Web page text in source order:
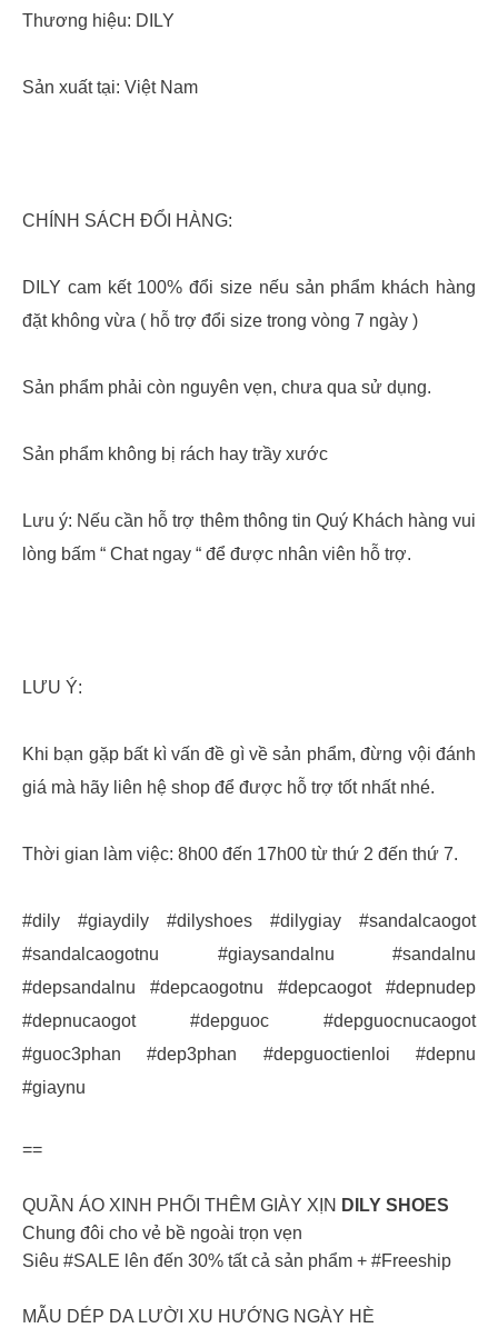
Thương hiệu: DILY
Sản xuất tại: Việt Nam
CHÍNH SÁCH ĐỔI HÀNG:
DILY cam kết 100% đổi size nếu sản phẩm khách hàng
đặt không vừa ( hỗ trợ đổi size trong vòng 7 ngày )
Sản phẩm phải còn nguyên vẹn, chưa qua sử dụng.
Sản phẩm không bị rách hay trầy xước
Lưu ý: Nếu cần hỗ trợ thêm thông tin Quý Khách hàng vui
lòng bấm “ Chat ngay “ để được nhân viên hỗ trợ.
LƯU Ý:
Khi bạn gặp bất kì vấn đề gì về sản phẩm, đừng vội đánh
giá mà hãy liên hệ shop để được hỗ trợ tốt nhất nhé.
Thời gian làm việc: 8h00 đến 17h00 từ thứ 2 đến thứ 7.
#dily #giaydily #dilyshoes #dilygiay #sandalcaogot
#sandalcaogotnu #giaysandalnu #sandalnu
#depsandalnu #depcaogotnu #depcaogot #depnudep
#depnucaogot #depguoc #depguocnucaogot
#guoc3phan #dep3phan #depguoctienloi #depnu
#giaynu
==
QUẦN ÁO XINH PHỐI THÊM GIÀY XỊN DILY SHOES
Chung đôi cho vẻ bề ngoài trọn vẹn
Siêu #SALE lên đến 30% tất cả sản phẩm + #Freeship
MẪU DÉP DA LƯỜI XU HƯỚNG NGÀY HÈ